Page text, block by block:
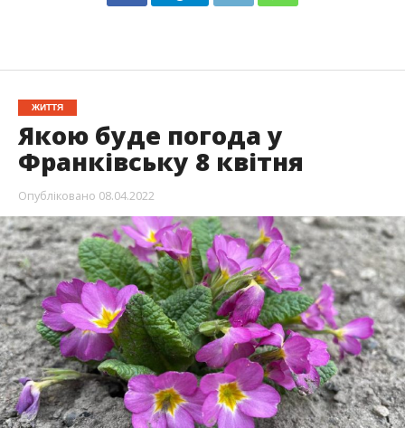
ЖИТТЯ
Якою буде погода у
Франківську 8 квітня
Опубліковано 08.04.2022